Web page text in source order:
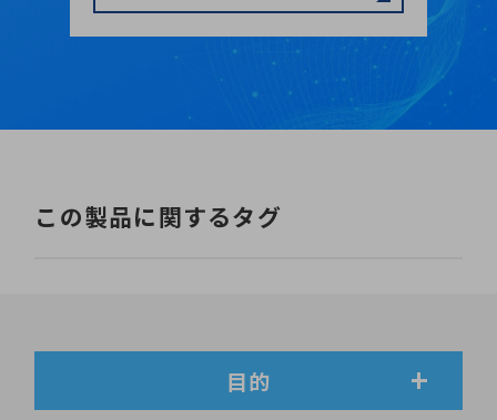
この製品に関するタグ
目的